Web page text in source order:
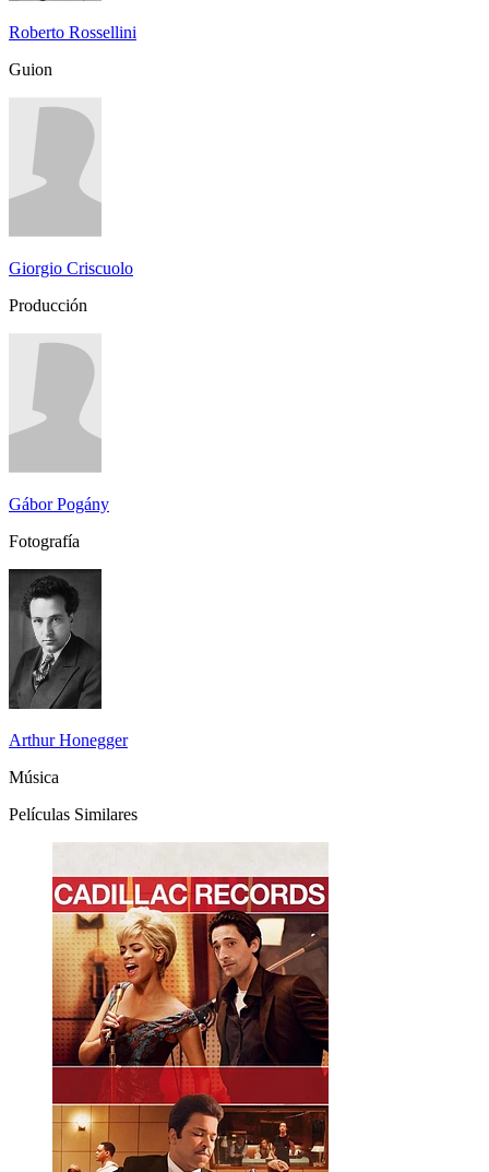
Roberto Rossellini
Guion
Giorgio Criscuolo
Producción
Gábor Pogány
Fotografía
Arthur Honegger
Música
Películas Similares